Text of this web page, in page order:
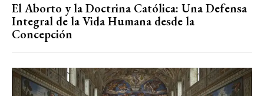
El Aborto y la Doctrina Católica: Una Defensa
Integral de la Vida Humana desde la
Concepción